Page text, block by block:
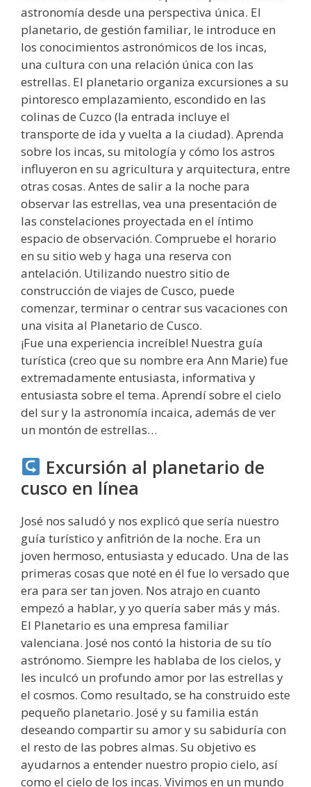
astronomía desde una perspectiva única. El
planetario, de gestión familiar, le introduce en
los conocimientos astronómicos de los incas,
una cultura con una relación única con las
estrellas. El planetario organiza excursiones a su
pintoresco emplazamiento, escondido en las
colinas de Cuzco (la entrada incluye el
transporte de ida y vuelta a la ciudad). Aprenda
sobre los incas, su mitología y cómo los astros
influyeron en su agricultura y arquitectura, entre
otras cosas. Antes de salir a la noche para
observar las estrellas, vea una presentación de
las constelaciones proyectada en el íntimo
espacio de observación. Compruebe el horario
en su sitio web y haga una reserva con
antelación. Utilizando nuestro sitio de
construcción de viajes de Cusco, puede
comenzar, terminar o centrar sus vacaciones con
una visita al Planetario de Cusco.
¡Fue una experiencia increíble! Nuestra guía
turística (creo que su nombre era Ann Marie) fue
extremadamente entusiasta, informativa y
entusiasta sobre el tema. Aprendí sobre el cielo
del sur y la astronomía incaica, además de ver
un montón de estrellas…
Excursión al planetario de
cusco en línea
José nos saludó y nos explicó que sería nuestro
guía turístico y anfitrión de la noche. Era un
joven hermoso, entusiasta y educado. Una de las
primeras cosas que noté en él fue lo versado que
era para ser tan joven. Nos atrajo en cuanto
empezó a hablar, y yo quería saber más y más.
El Planetario es una empresa familiar
valenciana. José nos contó la historia de su tío
astrónomo. Siempre les hablaba de los cielos, y
les inculcó un profundo amor por las estrellas y
el cosmos. Como resultado, se ha construido este
pequeño planetario. José y su familia están
deseando compartir su amor y su sabiduría con
el resto de las pobres almas. Su objetivo es
ayudarnos a entender nuestro propio cielo, así
como el cielo de los incas. Vivimos en un mundo